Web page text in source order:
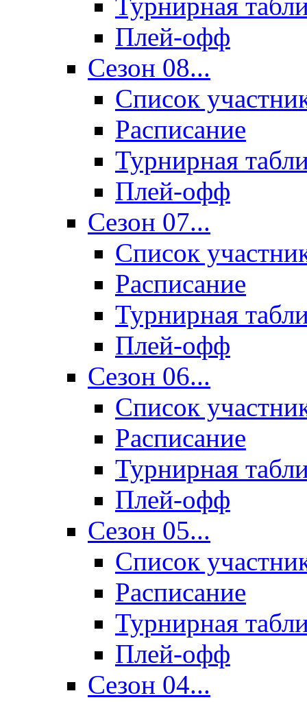
Плей-офф
Сезон 08...
Список
Расписание
Турнирная
Плей-офф
Сезон 07...
Список
Расписание
Турнирная
Плей-офф
Сезон 06...
Список
Расписание
Турнирная
Плей-офф
Сезон 05...
Список
Расписание
Турнирная
Плей-офф
Сезон 04...